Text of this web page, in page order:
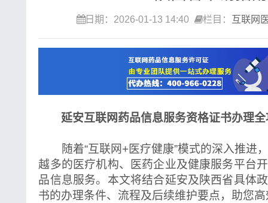
日期：2026-01-13 14:40 栏目： 互联网
延安互联网药品信息服务资格证书办理
随着“互联网+医疗健康”模式的深入推进
越多的医疗机构、医药企业及健康服务平台
品信息服务。本文将结合延安及陕西省具体
书的办理条件、流程及后续维护要点，助您